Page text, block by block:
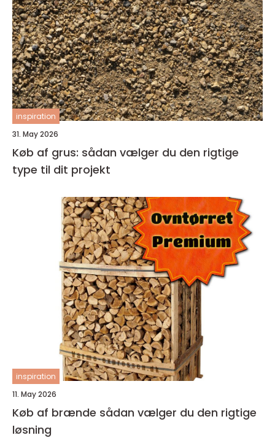
inspiration
31. May 2026
Køb af grus: sådan vælger du den rigtige
type til dit projekt
inspiration
11. May 2026
Køb af brænde sådan vælger du den rigtige
løsning